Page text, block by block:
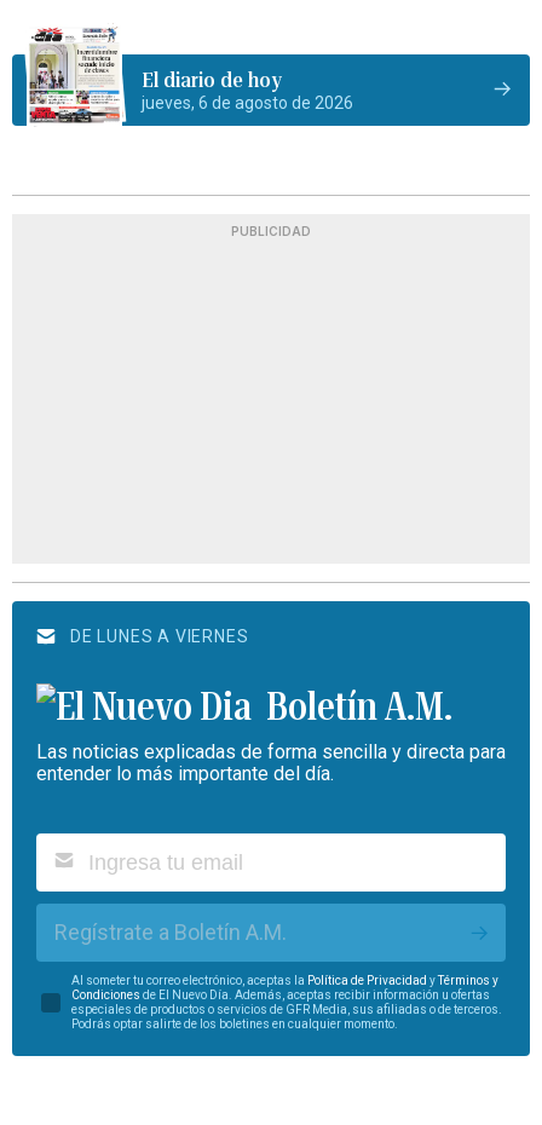
El diario de hoy
jueves, 6 de agosto de 2026
PUBLICIDAD
DE LUNES A VIERNES
Boletín A.M.
Las noticias explicadas de forma sencilla y directa para
entender lo más importante del día.
Regístrate a Boletín A.M.
Al someter tu correo electrónico, aceptas la Política de Privacidad yTérminos y
Condiciones de El Nuevo Día. Además, aceptas recibir información u ofertas
especiales de productos o servicios de GFR Media, sus afiliadas o de terceros.
Podrás optar salirte de los boletines en cualquier momento.